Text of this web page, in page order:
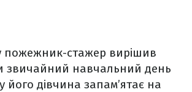
пожежник-стажер вирішив
звичайний навчальний день
його дівчина запам’ятає на